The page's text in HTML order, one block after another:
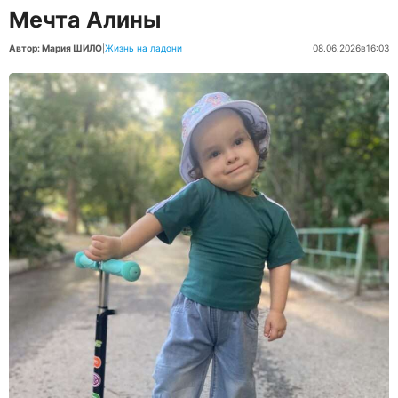
Мечта Алины
Автор: Мария ШИЛО Жизнь на ладони 08.06.2026в16:03